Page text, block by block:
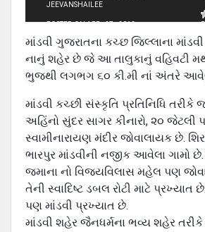
JEEVANSHAILEE
POSTED ON APR - 27 - 2012
માંડવી ગુજરાતના કચ્છ જિલ્લાના
નાનું શહેર છે જે આ તાલુકાનું વહિવટી
ભુજથી લગભગ ૬૦ કી.મી નાં અંતરે
માંડવી કચ્છી સંસ્કૃતિ પ્રતિનિધિ તરીકે
અહિંનો સુંદર સાગર કીનારો, ૨૦
સ્વામીનારાયણ મંદીર જોવાલાયક છે.
ભારપુર માંડવીની નજીક આવેલા ગામો
જમાના નો વિજયવિલાસ મહેલ પણ
તેની સ્વાદિષ્ટ ડબલ રોટી માટે પ્રખ્યાત
પણ માંડવી પ્રખ્યાત છે.
માંડવી શહેર જૈનધર્મના ભવ્‍ય શહેર